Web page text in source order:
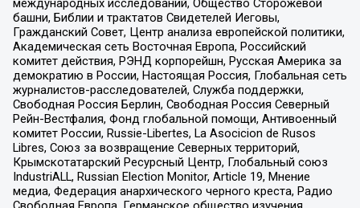
башни, Библии и трактатов Свидетелей Иеговы,
Гражданский Совет, Центр анализа европейской политики,
Академическая сеть Восточная Европа, Российский
комитет действия, РЭНД корпорейшн, Русская Америка за
демократию в России, Настоящая Россия, Глобальная сеть
журналистов-расследователей, Служба поддержки,
Свободная Россия Берлин, Свободная Россия Северный
Рейн-Вестфалия, Фонд глобальной помощи, Антивоенный
комитет России, Russie-Libertes, La Asocicion de Rusos
Libres, Союз за возвращение Северных территорий,
Крымскотатарский Ресурсный Центр, Глобальный союз
IndustriALL, Russian Election Monitor, Article 19, Мнение
медиа, Федерация анархического черного креста, Радио